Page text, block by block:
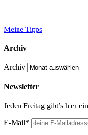
Meine Tipps
Archiv
Archiv
Newsletter
Jeden Freitag gibt’s hier
E-Mail*